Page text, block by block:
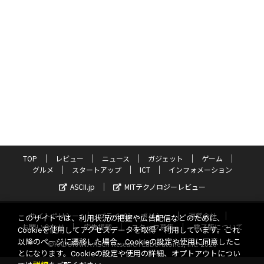
TOP レビュー ニュース ガジェット
ゲーム
グルメ
スタートアップ ICT
インフォメーション
ASCII.jp
MITテクノロジーレビュー
サイトポリシー プライバシーポリシー
運営会社
お問い合わせ
広告掲載 スタッフ募集
電子版について
©KADOKAWA ASCII Research Laboratories, Inc. 2026
このサイトでは、利用状況の把握や広告配信などのために、
Cookieを使用してアクセスデータを取得・利用しています。これ
以降のページに遷移した場合、Cookieの設定や使用に同意したこ
とになります。Cookieの設定や使用の詳細、オプトアウトについ